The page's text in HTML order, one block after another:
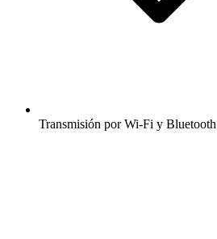
Transmisión por Wi-Fi y Bluetooth